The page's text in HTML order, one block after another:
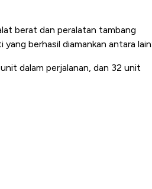
berat dan peralatan tambang
berhasil diamankan antara lain:
dalam perjalanan, dan 32 unit